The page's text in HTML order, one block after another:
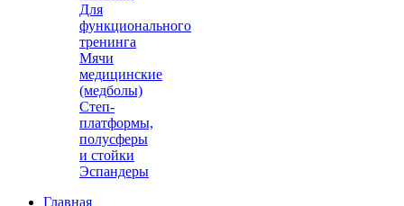
Для
функционального
тренинга
Мячи
медицинские
(медболы)
Степ-
платформы,
полусферы
и стойки
Эспандеры
Главная